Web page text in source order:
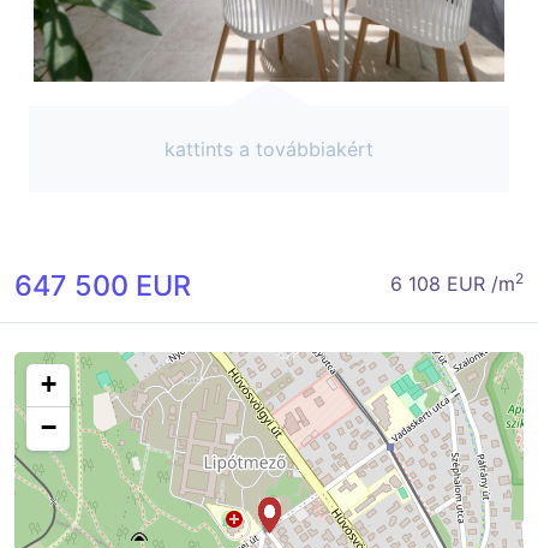
kattints a továbbiakért
647 500 EUR 6 108 EUR /m2
+
−